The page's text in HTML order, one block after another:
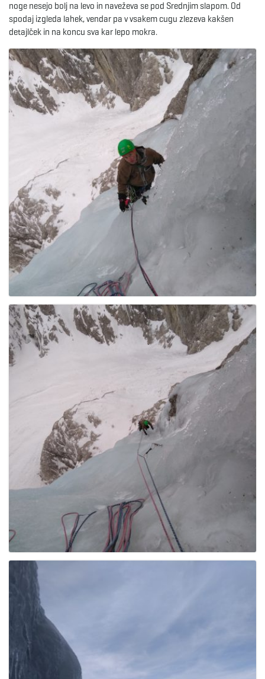
noge nesejo bolj na levo in naveževa se pod Srednjim slapom. Od
spodaj izgleda lahek, vendar pa v vsakem cugu zlezeva kakšen
detajlček in na koncu sva kar lepo mokra.